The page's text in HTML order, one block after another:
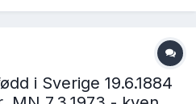
i Sverige 19.6.1884